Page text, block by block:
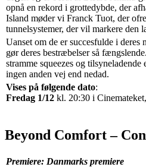
opnå en rekord i grottedybde, der
Island møder vi Franck Tuot, der
tunnelsystemer, der vil markere den
Uanset om de er succesfulde i
gør deres bestræbelser så
stramme squeezes og
ingen anden vej end nedad.
Vises på følgende dato:
Fredag 1/12 kl. 20:30 i
Beyond Comfort –
Premiere: Danmarks premiere